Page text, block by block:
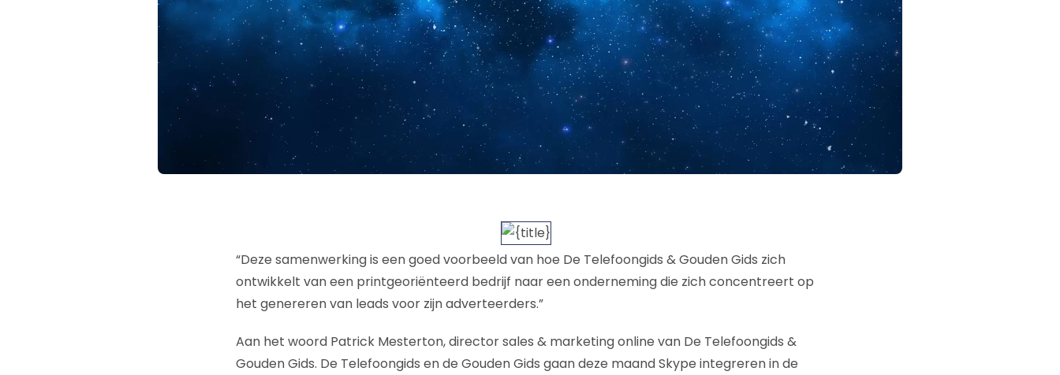
“Deze samenwerking is een goed voorbeeld van hoe De Telefoongids & Gouden Gids zich
ontwikkelt van een printgeoriënteerd bedrijf naar een onderneming die zich concentreert op
het genereren van leads voor zijn adverteerders.”
Aan het woord Patrick Mesterton, director sales & marketing online van De Telefoongids &
Gouden Gids. De Telefoongids en de Gouden Gids gaan deze maand Skype integreren in de